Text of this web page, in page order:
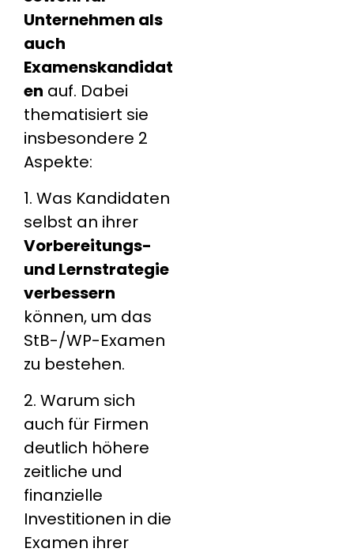
Unternehmen als
auch
Examenskandidat
en auf. Dabei
thematisiert sie
insbesondere 2
Aspekte:
1. Was Kandidaten
selbst an ihrer
Vorbereitungs-
und Lernstrategie
verbessern
können, um das
StB-/WP-Examen
zu bestehen.
2. Warum sich
auch für Firmen
deutlich höhere
zeitliche und
finanzielle
Investitionen in die
Examen ihrer